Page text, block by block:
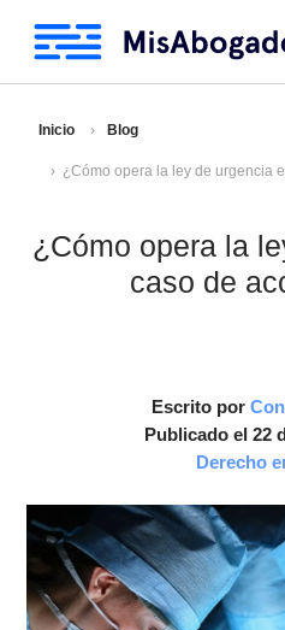
Inicio Blog
¿Cómo opera la ley de urgencia
¿Cómo opera la
caso de
Escrito por
Publicado el 22
Derecho